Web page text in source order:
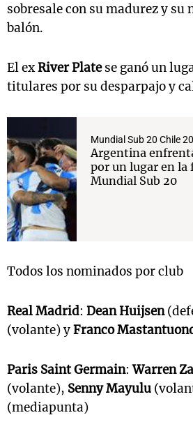
sobresale con su madurez y su
balón.
El exRiver Platese ganó un
titulares por su desparpajo y
Mundial Sub 20 Chile
Argentina
por un lugar en la
Mundial Sub 20
Todos los nominados por club
Real Madrid: Dean Huijsen
(volante) yFranco
Paris Saint Germain:Warren
(volante), Senny Mayulu
(mediapunta)